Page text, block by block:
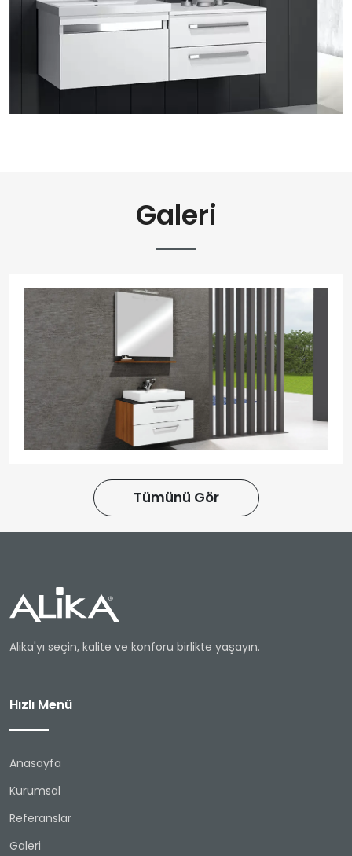
Galeri
Tümünü Gör
Alika'yı seçin, kalite ve konforu birlikte yaşayın.
Hızlı Menü
Anasayfa
Kurumsal
Referanslar
Galeri